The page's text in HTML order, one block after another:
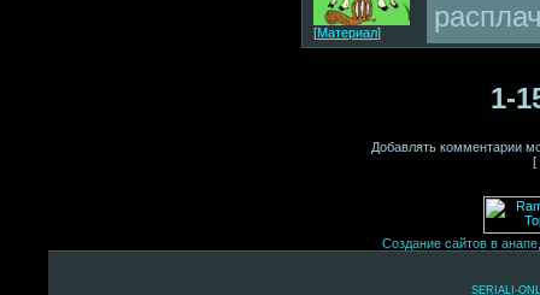
[Материал]
1-
Добавлять комментарии
[
Создание сайтов в
SERIALI-